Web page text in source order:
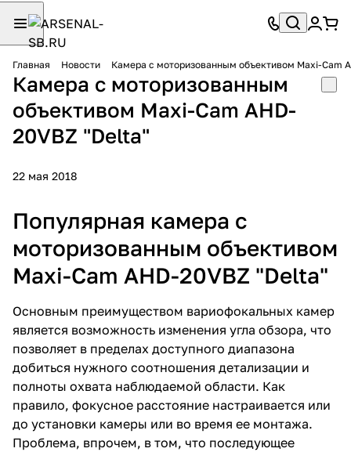
Главная Новости Камера с моторизованным объективом Maxi-Cam
Камера с моторизованным
объективом Maxi-Cam AHD-
20VBZ "Delta"
22 мая 2018
Популярная камера с
моторизованным объективом
Maxi-Cam AHD-20VBZ "Delta"
Основным преимуществом вариофокальных камер
является возможность изменения угла обзора, что
позволяет в пределах доступного диапазона
добиться нужного соотношения детализации и
полноты охвата наблюдаемой области. Как
правило, фокусное расстояние настраивается или
до установки камеры или во время ее монтажа.
Проблема, впрочем, в том, что последующее